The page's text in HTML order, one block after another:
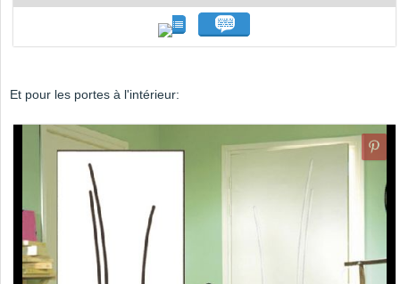
Et pour les portes à l'intérieur: